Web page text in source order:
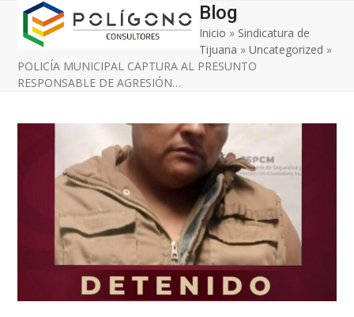
Skip
content
Open
mobile
menu
Close
mobile
menu
Blog
Inicio » Sindicatura de
Tijuana »Uncategorized »
POLICÍA MUNICIPAL CAPTURA AL PRESUNTO
RESPONSABLE DE AGRESIÓN…